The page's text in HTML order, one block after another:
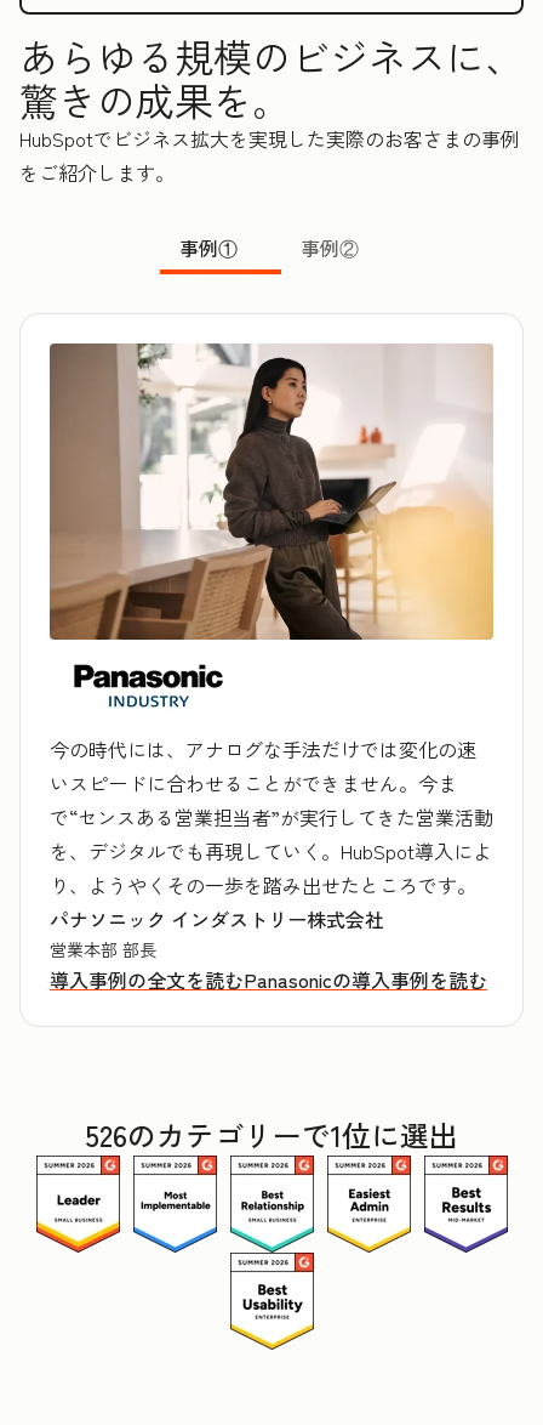
あらゆる規模のビジネスに、
驚きの成果を。
HubSpotでビジネス拡大を実現した実際のお客さまの事例
をご紹介します。
事例① 事例②
今の時代には、アナログな手法だけでは変化の速
いスピードに合わせることができません。今ま
で“センスある営業担当者”が実行してきた営業活動
を、デジタルでも再現していく。HubSpot導入によ
り、ようやくその一歩を踏み出せたところです。
パナソニック インダストリー株式会社
営業本部 部長
導入事例の全文を読むPanasonicの導入事例を読む
526のカテゴリーで1位に選出